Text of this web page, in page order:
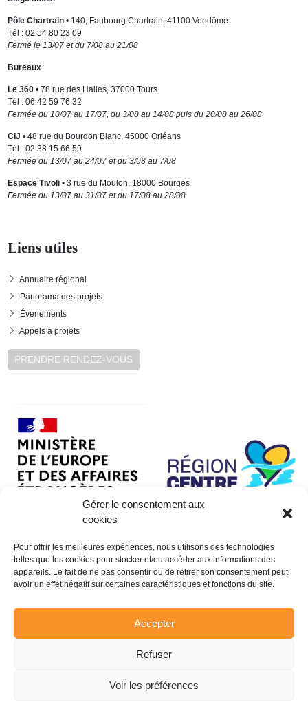
Gérer le consentement aux
cookies
Pour offrir les meilleures expériences, nous utilisons des technologies
telles que les cookies pour stocker et/ou accéder aux informations des
appareils. Le fait de ne pas consentir ou de retirer son consentement peut
avoir un effet négatif sur certaines caractéristiques et fonctions du site.
Accepter
Refuser
Voir les préférences
Pôle Chartrain• 140, Faubourg Chartrain, 41100 Vendôme
Tél : 02 54 80 23 09
Fermé le 13/07 et du 7/08 au 21/08
Bureaux
Le 360• 78 rue des Halles, 37000 Tours
Tél : 06 42 59 76 32
Fermée du 10/07 au 17/07, du 3/08 au 14/08 puis du 20/08 au 26/08
CIJ • 48 rue du Bourdon Blanc, 45000 Orléans
Tél : 02 38 15 66 59
Fermée du 13/07 au 24/07 et du 3/08 au 7/08
Espace Tivoli• 3 rue du Moulon, 18000 Bourges
Fermée du 13/07 au 31/07 et du 17/08 au 28/08
Liens utiles
Annuaire régional
Panorama des projets
Événements
Appels à projets
PRENDRE RENDEZ-VOUS